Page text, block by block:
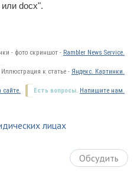
docx".
- фото скриншот - Rambler News Service.
Иллюстрация к статье - Яндекс. Картинки.
Есть вопросы. Напишите нам.
сайте.
лицах
Обсудить